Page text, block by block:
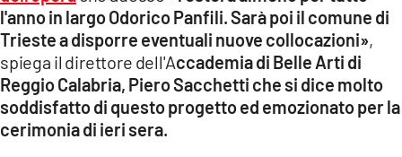
l'anno in largo Odorico Panfili. Sarà poi il comune di
Trieste a disporre eventuali nuove collocazioni»,
spiega il direttore dell'Accademia di Belle Arti di
Reggio Calabria, Piero Sacchetti che si dice molto
soddisfatto di questo progetto ed emozionato per la
cerimonia di ieri sera.